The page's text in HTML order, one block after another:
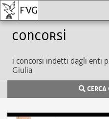
Concorsi
i concorsi indetti dagli enti
Giulia
CERCA